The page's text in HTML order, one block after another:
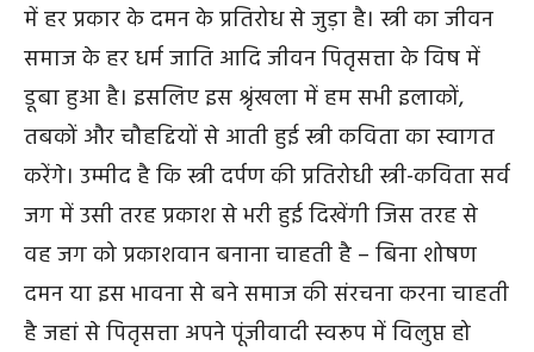
में हर प्रकार के दमन के प्रतिरोध से जुड़ा है। स्त्री का जीवन
समाज के हर धर्म जाति आदि जीवन पितृसत्ता के विष में
डूबा हुआ है। इसलिए इस श्रृंखला में हम सभी इलाकों,
तबकों और चौहद्दियों से आती हुई स्त्री कविता का स्वागत
करेंगे। उम्मीद है कि स्त्री दर्पण की प्रतिरोधी स्त्री-कविता सर्व
जग में उसी तरह प्रकाश से भरी हुई दिखेंगी जिस तरह से
वह जग को प्रकाशवान बनाना चाहती है – बिना शोषण
दमन या इस भावना से बने समाज की संरचना करना चाहती
है जहां से पितृसत्ता अपने पूंजीवादी स्वरूप में विलुप्त हो